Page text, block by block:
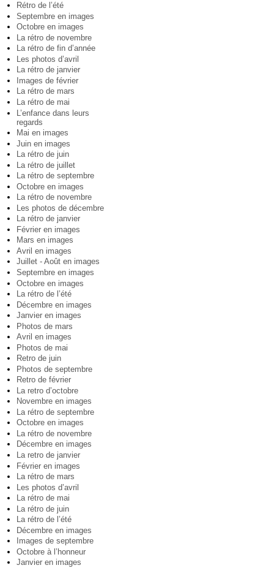
Rétro de l’été
Septembre en images
Octobre en images
La rétro de novembre
La rétro de fin d’année
Les photos d’avril
La rétro de janvier
Images de février
La rétro de mars
La rétro de mai
L’enfance dans leurs
regards
Mai en images
Juin en images
La rétro de juin
La rétro de juillet
La rétro de septembre
Octobre en images
La rétro de novembre
Les photos de décembre
La rétro de janvier
Février en images
Mars en images
Avril en images
Juillet - Août en images
Septembre en images
Octobre en images
La rétro de l’été
Décembre en images
Janvier en images
Photos de mars
Avril en images
Photos de mai
Retro de juin
Photos de septembre
Retro de février
La retro d’octobre
Novembre en images
La rétro de septembre
Octobre en images
La rétro de novembre
Décembre en images
La retro de janvier
Février en images
La rétro de mars
Les photos d’avril
La rétro de mai
La rétro de juin
La rétro de l’été
Décembre en images
Images de septembre
Octobre à l’honneur
Janvier en images